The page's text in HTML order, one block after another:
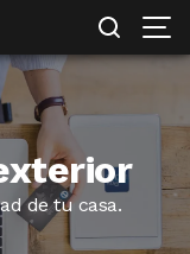
de tu casa.